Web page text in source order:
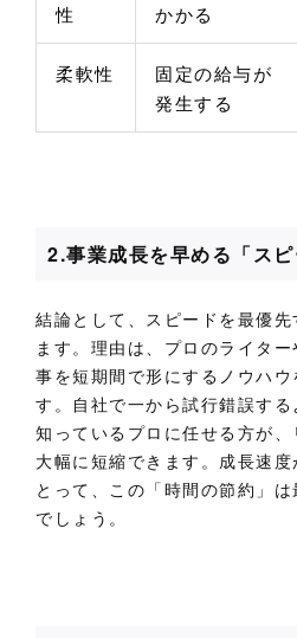
性
かかる
柔軟性
固定の給与が
発生する
2.事業成長を早める「ス
結論として、スピードを最優
ます。理由は、プロのライタ
事を短期間で形にするノウハ
す。自社で一から試行錯誤す
知っているプロに任せる方が
大幅に短縮できます。成長速
とって、この「時間の節約」
でしょう。